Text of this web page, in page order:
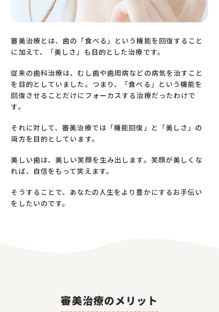
審美治療とは、歯の「食べる」という機能を回復すること
に加えて、「美しさ」も目的とした治療です。
従来の歯科治療は、むし歯や歯周病などの病気を治すこと
を目的としていました。つまり、「食べる」という機能を
回復させることだけにフォーカスする治療だったわけで
す。
それに対して、審美治療では「機能回復」と「美しさ」の
両方を目的としています。
美しい歯は、美しい笑顔を生み出します。笑顔が美しくな
れば、自信をもって笑えます。
そうすることで、あなたの人生をより豊かにするお手伝い
をしたいのです。
審美治療のメリット